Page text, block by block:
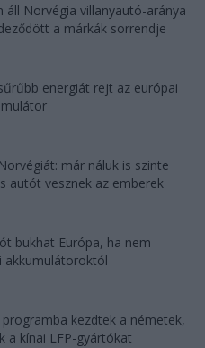
áll Norvégia villanyautó-aránya
a márkák sorrendje
energiát rejt az európai
már náluk is szinte
autót vesznek az emberek
bukhat Európa, ha nem
akkumulátoroktól
kezdtek a németek,
a kínai LFP-gyártókat